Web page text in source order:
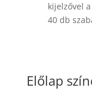
kijelzővel
40 db
Előlap